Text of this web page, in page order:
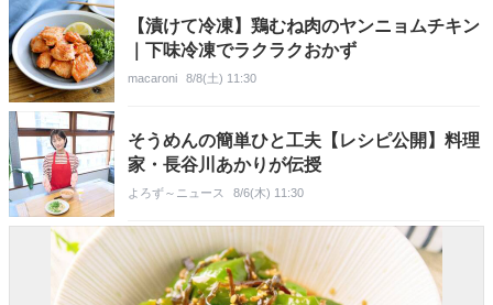
【漬けて冷凍】鶏むね肉のヤンニョムチキン
｜下味冷凍でラクラクおかず
macaroni 8/8(土) 11:30
そうめんの簡単ひと工夫【レシピ公開】料理
家・長谷川あかりが伝授
よろず～ニュース 8/6(木) 11:30